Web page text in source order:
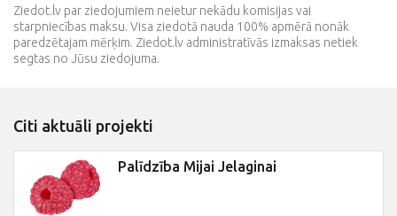
Ziedot.lv par ziedojumiem neietur nekādu komisijas vai
starpniecības maksu. Visa ziedotā nauda 100% apmērā nonāk
paredzētajam mērķim. Ziedot.lv administratīvās izmaksas netiek
segtas no Jūsu ziedojuma.
Citi aktuāli projekti
Palīdzība Mijai Jelaginai